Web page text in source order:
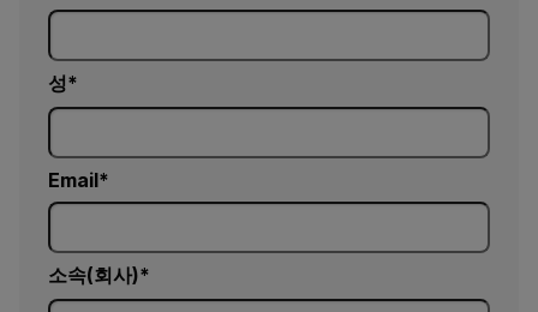
성
Email
소속(회사)